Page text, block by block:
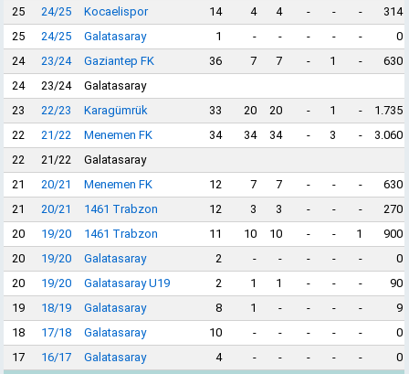
25
24/25 Kocaelispor 14 4 4 - - -
314
25
24/25 Galatasaray 1 - - - - -
0
24
23/24 Gaziantep FK 36 7 7 - 1 -
630
24
23/24
Galatasaray
23
22/23 Karagümrük 33 20 20 - 1 -
1.735
22
21/22 Menemen FK 34 34 34 - 3 -
3.060
22
21/22
Galatasaray
21
20/21 Menemen FK 12 7 7 - - -
630
21
20/21 1461 Trabzon 12 3 3 - - -
270
20
19/20 1461 Trabzon 11 10 10 - - 1
900
20
19/20 Galatasaray 2 - - - - -
0
20
19/20 Galatasaray U19 2 1 1 - - -
90
19
18/19 Galatasaray 8 1 - - - -
9
18
17/18 Galatasaray 10 - - - - -
0
17
16/17 Galatasaray 4 - - - - - 0